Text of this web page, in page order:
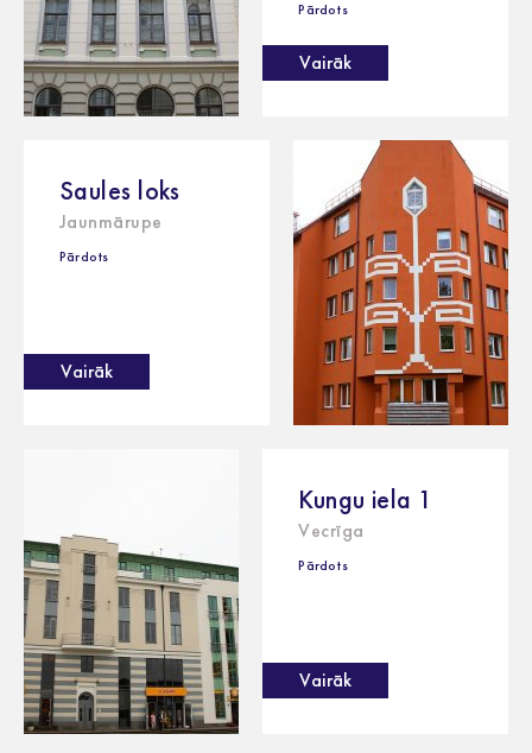
Pārdots
Vairāk
Saules loks
Jaunmārupe
Pārdots
Vairāk
Kungu iela 1
Vecrīga
Pārdots
Vairāk